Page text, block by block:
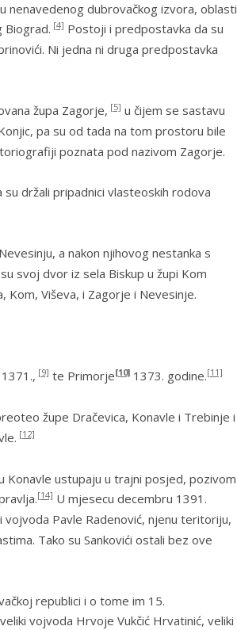
nenavedenog dubrovačkog izvora, oblasti
Biograd. [4] Postoji i predpostavka da su
. Ni jedna ni druga predpostavka
župa Zagorje, [5] u čijem se sastavu
pa su od tada na tom prostoru bile
poznata pod nazivom Zagorje.
držali pripadnici vlasteoskih rodova
a nakon njihovog nestanka s
svoj dvor iz sela Biskup u župi Kom
, Kom, Viševa, i Zagorje i Nevesinje.
1371., [9] te Primorje[10]1373. godine.[11]
župe Dračevica, Konavle i Trebinje i
. [12]
Konavle ustupaju u trajni posjed, pozivom
[14] U mjesecu decembru 1391.
i vojvoda Pavle Radenović, njenu teritoriju,
Tako su Sankovići ostali bez ove
republici i o tome im 15.
vojvoda Hrvoje Vukčić Hrvatinić, veliki